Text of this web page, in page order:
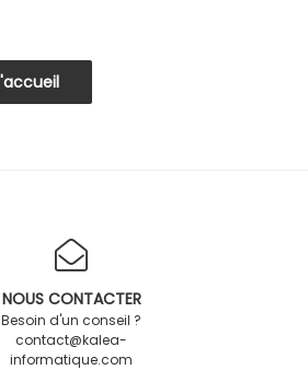
NOUS CONTACTER
Besoin d'un conseil ?
contact@kalea-
informatique.com